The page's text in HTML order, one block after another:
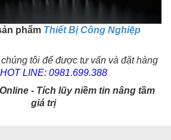
phẩm Thiết Bị Công Nghiệp
tôi để được tư vấn và đặt hàng
HOT LINE:0981.699.388
- Tích lũy niềm tin nâng tầm
giá trị